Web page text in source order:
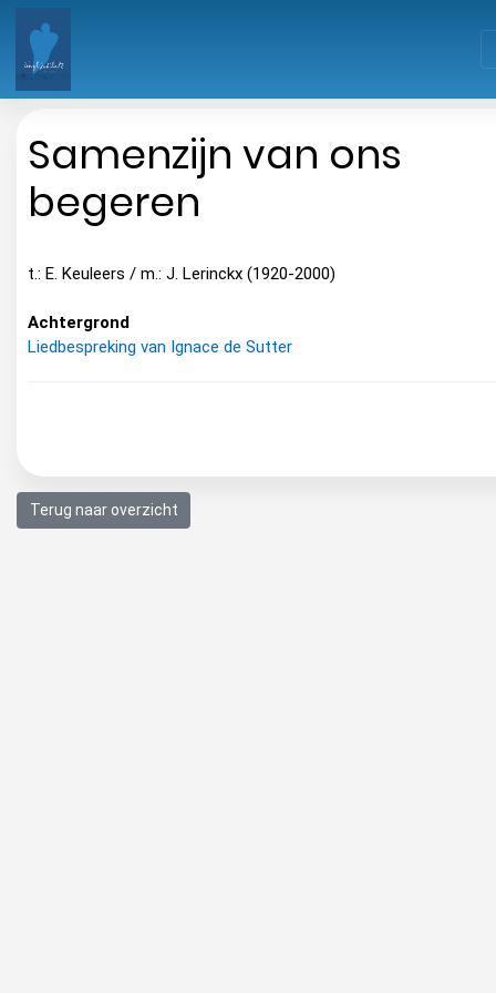
Samenzijn van ons
begeren
t.: E. Keuleers / m.: J. Lerinckx (1920-2000)
Achtergrond
Liedbespreking van Ignace de Sutter
Terug naar overzicht